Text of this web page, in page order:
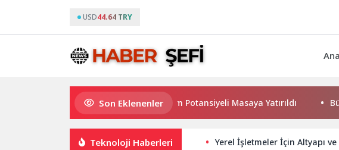
USD44.64 TRY
Son Eklenenler
Haymana’nın Geleceği ve Yatırım Potansiyeli Masaya Yatırıldı
Teknoloji Haberleri Yerel İşletmeler İçin Altyapı